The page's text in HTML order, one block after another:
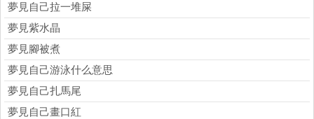
夢見自己拉一堆屎
夢見紫水晶
夢見腳被煮
夢見自己游泳什么意思
夢見自己扎馬尾
夢見自己畫口紅